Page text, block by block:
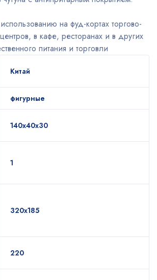
на фуд-кортах торгово-
в кафе, ресторанах и в других
питания и торговли
Китай
фигурные
140х40х30
1
320х185
220